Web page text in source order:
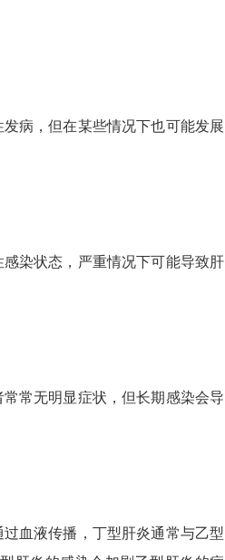
病，但在某些情况下也可能发展
染状态，严重情况下可能导致肝
常无明显症状，但长期感染会导
血液传播，丁型肝炎通常与乙型